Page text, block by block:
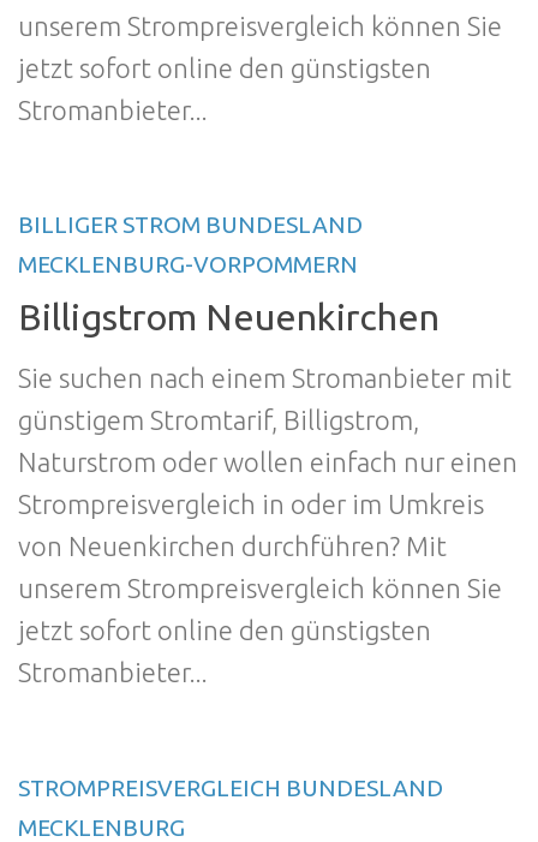
unserem Strompreisvergleich können Sie
jetzt sofort online den günstigsten
Stromanbieter...
BILLIGER STROM BUNDESLAND
MECKLENBURG-VORPOMMERN
Billigstrom Neuenkirchen
Sie suchen nach einem Stromanbieter mit
günstigem Stromtarif, Billigstrom,
Naturstrom oder wollen einfach nur einen
Strompreisvergleich in oder im Umkreis
von Neuenkirchen durchführen? Mit
unserem Strompreisvergleich können Sie
jetzt sofort online den günstigsten
Stromanbieter...
STROMPREISVERGLEICH BUNDESLAND
MECKLENBURG